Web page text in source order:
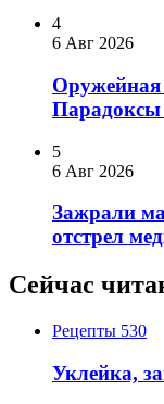
4
6 Авг 2026
Парадоксы
5
6 Авг 2026
Зажрали
отстрел
Сейчас
Рецепты 530
Уклейка,